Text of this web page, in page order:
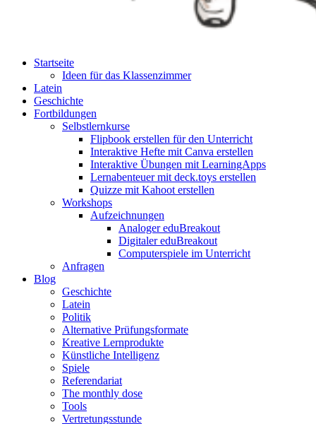
Startseite
Ideen für das Klassenzimmer
Latein
Geschichte
Fortbildungen
Selbstlernkurse
Flipbook erstellen für den Unterricht
Interaktive Hefte mit Canva erstellen
Interaktive Übungen mit LearningApps
Lernabenteuer mit deck.toys erstellen
Quizze mit Kahoot erstellen
Workshops
Aufzeichnungen
Analoger eduBreakout
Digitaler eduBreakout
Computerspiele im Unterricht
Anfragen
Blog
Geschichte
Latein
Politik
Alternative Prüfungsformate
Kreative Lernprodukte
Künstliche Intelligenz
Spiele
Referendariat
The monthly dose
Tools
Vertretungsstunde